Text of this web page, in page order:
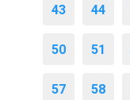
43 44
50 51
57 58